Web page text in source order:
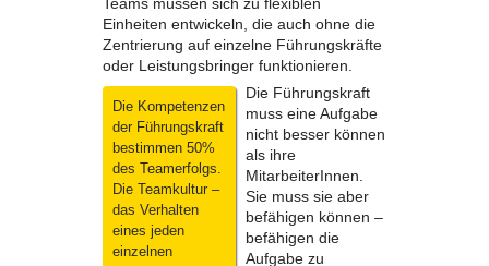
Teams müssen sich zu flexiblen
Einheiten entwickeln, die auch ohne die
Zentrierung auf einzelne Führungskräfte
oder Leistungsbringer funktionieren.
Die Kompetenzen
der Führungskraft
bestimmen 50%
des Teamerfolgs.
Die Teamkultur –
das Verhalten
eines jeden
einzelnen
Die Führungskraft
muss eine Aufgabe
nicht besser können
als ihre
MitarbeiterInnen.
Sie muss sie aber
befähigen können –
befähigen die
Aufgabe zu